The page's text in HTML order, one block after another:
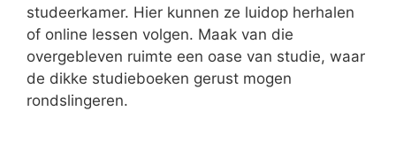
studeerkamer. Hier kunnen ze luidop herhalen
of online lessen volgen. Maak van die
overgebleven ruimte een oase van studie, waar
de dikke studieboeken gerust mogen
rondslingeren.